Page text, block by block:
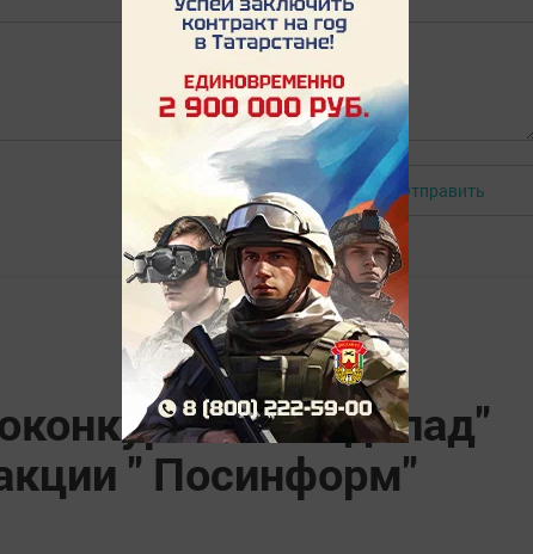
Авторизоваться Отправить
"Звездопад"
" Посинформ"